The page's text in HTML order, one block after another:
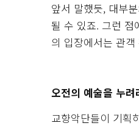
앞서 말했듯, 대부
될 수 있죠. 그런 점
의 입장에서는 관
오전의 예술을 누려
교향악단들이 기획